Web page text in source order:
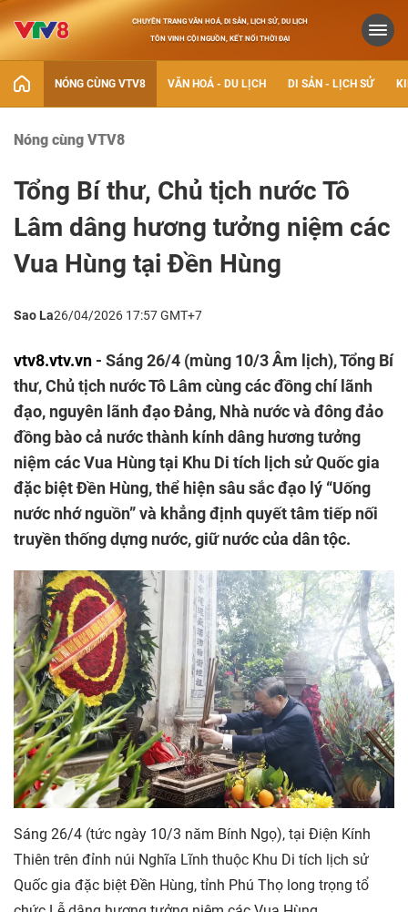
CHUYÊN TRANG VĂN HOÁ, DI SẢN, LỊCH SỬ, DU LỊCH
TÔN VINH CỘI NGUỒN, KẾT NỐI THỜI ĐẠI
NÓNG CÙNG VTV8 VĂN HOÁ - DU LỊCH DI SẢN - LỊCH SỬ
Nóng cùng VTV8
Tổng Bí thư, Chủ tịch nước Tô
Lâm dâng hương tưởng niệm các
Vua Hùng tại Đền Hùng
Sao La26/04/2026 17:57 GMT+7
vtv8.vtv.vn - Sáng 26/4 (mùng 10/3 Âm lịch), Tổng Bí
thư, Chủ tịch nước Tô Lâm cùng các đồng chí lãnh
đạo, nguyên lãnh đạo Đảng, Nhà nước và đông đảo
đồng bào cả nước thành kính dâng hương tưởng
niệm các Vua Hùng tại Khu Di tích lịch sử Quốc gia
đặc biệt Đền Hùng, thể hiện sâu sắc đạo lý “Uống
nước nhớ nguồn” và khẳng định quyết tâm tiếp nối
truyền thống dựng nước, giữ nước của dân tộc.
Sáng 26/4 (tức ngày 10/3 năm Bính Ngọ), tại Điện Kính
Thiên trên đỉnh núi Nghĩa Lĩnh thuộc Khu Di tích lịch sử
Quốc gia đặc biệt Đền Hùng, tỉnh Phú Thọ long trọng tổ